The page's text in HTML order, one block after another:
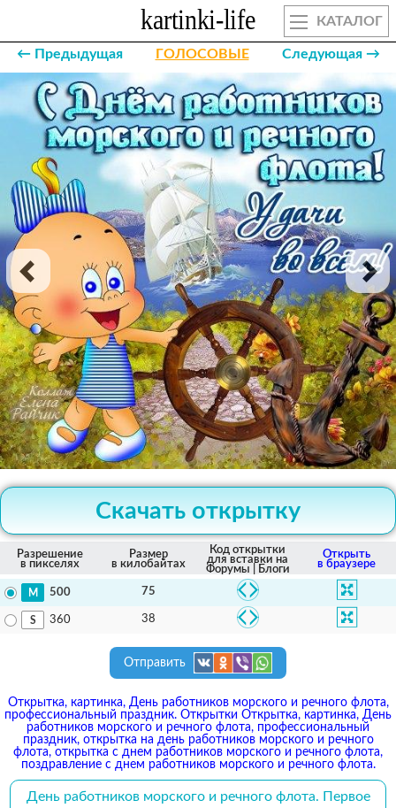
КАТАЛОГ
← Предыдущая ГОЛОСОВЫЕ Следующая →
Скачать открытку
Разрешение
в пикселях
Размер
в килобайтах
Код открытки
для вставки на
Форумы | Блоги
Открыть
в браузере
500 75
360 38
Отправить
Открытка, картинка, День работников морского и речного флота,
профессиональный праздник. Открытки Открытка, картинка, День
работников морского и речного флота, профессиональный
праздник, открытка на день работников морского и речного
флота, открытка с днем работников морского и речного флота,
поздравление с днем работников морского и речного флота.
День работников морского и речного флота. Первое